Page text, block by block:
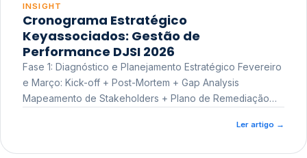
INSIGHT
Cronograma Estratégico
Keyassociados: Gestão de
Performance DJSI 2026
Fase 1: Diagnóstico e Planejamento Estratégico Fevereiro
e Março: Kick-off + Post-Mortem + Gap Analysis
Mapeamento de Stakeholders + Plano de Remediação
Ler artigo →